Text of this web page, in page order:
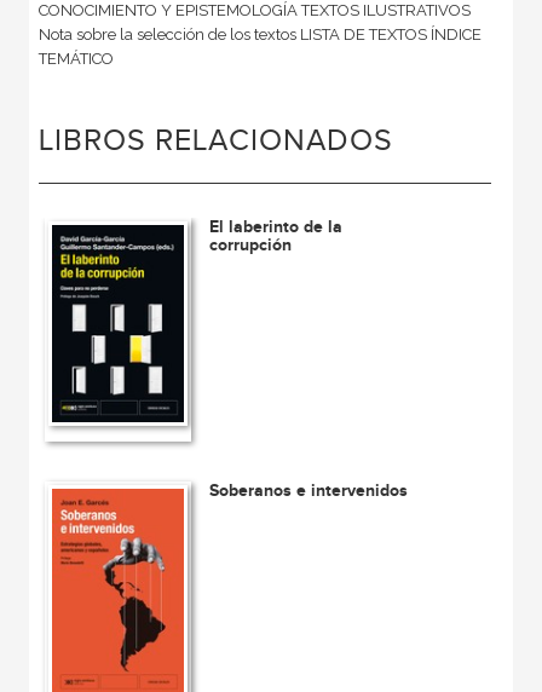
CONOCIMIENTO Y EPISTEMOLOGÍA TEXTOS ILUSTRATIVOS
Nota sobre la selección de los textos LISTA DE TEXTOS ÍNDICE
TEMÁTICO
LIBROS RELACIONADOS
El laberinto de la
corrupción
Soberanos e intervenidos